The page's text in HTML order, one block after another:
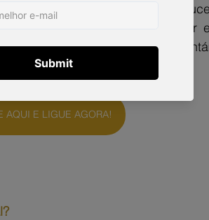
escritura pública, estratégia
do seu caso, é possível entrar
especialistas em
AQUI E LIGUE AGORA!